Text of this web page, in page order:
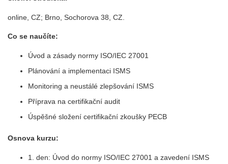
online, CZ; Brno, Sochorova 38, CZ.
Co se naučíte:
Úvod a zásady normy ISO/IEC 27001
Plánování a implementaci ISMS
Monitoring a neustálé zlepšování ISMS
Příprava na certifikační audit
Úspěšné složení certifikační zkoušky PECB
Osnova kurzu:
1. den: Úvod do normy ISO/IEC 27001 a zavedení ISMS